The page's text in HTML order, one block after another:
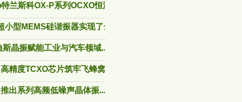
兰斯科OX-P系列OCXO恒温...
小型MEMS硅谐振器实现了全...
晶振赋能工业与汽车领域...
精度TCXO芯片筑牢飞蜂窝...
出系列高频低噪声晶体振...